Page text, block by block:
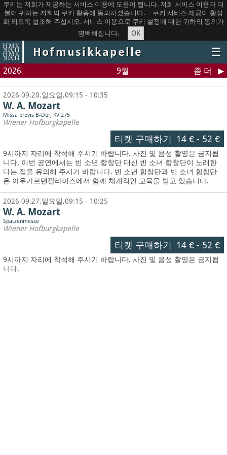
쿠키는 저희가 제공하는 서비스 이용에 도움이 됩니다. 저희 서비스 이용과 더
불어 귀하는 저희의 쿠키 활용에 동의하셨습니다.
쿠키 서비스 제공이 활성
화 되도록 협조해 주십시오. 서비스 이용으로 쿠키 설정에 대한 귀하의 동의가
명백해집니다.
OK
Hofmusikkapelle ☰
2026 9월 좀 더
2026 09.20.일요일,09:15 - 10:35
W. A. Mozart
Missa brevis B-Dur, KV 275
Wiener Hofburgkapelle
티켓 구매하기 14 €- 52 €
9시까지 자리에 착석해 주시기 바랍니다. 사진 및 음성 촬영은 금지됩
니다. 이번 공연에서는 빈 소년 합창단 대신 빈 소녀 합창단이 노래한
다는 점을 유의해 주시기 바랍니다. 빈 소년 합창단과 빈 소녀 합창단
은 아우가르텐팔라이스에서 함께 체계적인 교육을 받고 있습니다.
2026 09.27.일요일,09:15 - 10:25
W. A. Mozart
Spatzenmesse
Wiener Hofburgkapelle
티켓 구매하기 14 €- 52 €
9시까지 자리에 착석해 주시기 바랍니다. 사진 및 음성 촬영은 금지됩
니다.